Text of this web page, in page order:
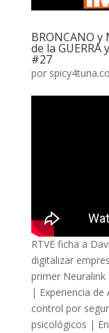
BRONCANO y
de la GUERRA
#27
por
RTVE ficha a
digitalizar
primer
| Experiencia
control por
psicológicos |